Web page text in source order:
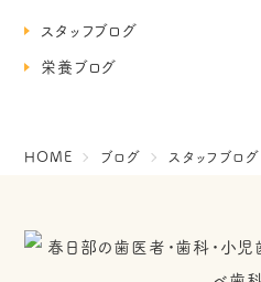
スタッフブログ
栄養ブログ
HOME ブログ スタッフブログ